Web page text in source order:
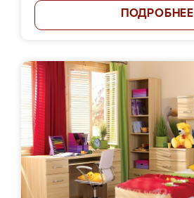
ПОДРОБНЕЕ